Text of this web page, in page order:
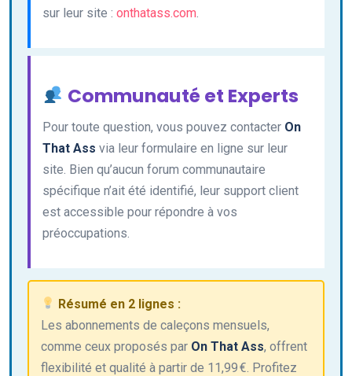
sur leur site : onthatass.com
Communauté et Experts
Pour toute question, vous pouvez contacter On
That Ass via leur formulaire en ligne sur leur
site. Bien qu’aucun forum communautaire
spécifique n’ait été identifié, leur support client
est accessible pour répondre à vos
préoccupations.
Résumé en 2 lignes :
Les abonnements de caleçons mensuels,
comme ceux proposés par On That Ass, offrent
flexibilité et qualité à partir de 11,99 €. Profitez